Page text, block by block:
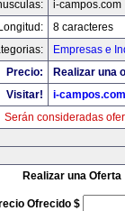
i-campos.com
Longitud:
8 caracteres
Empresas e
Precio:
Realizar una
Visitar!
i-campos.com
Serán consideradas
Realizar una Oferta
Ofrecido $